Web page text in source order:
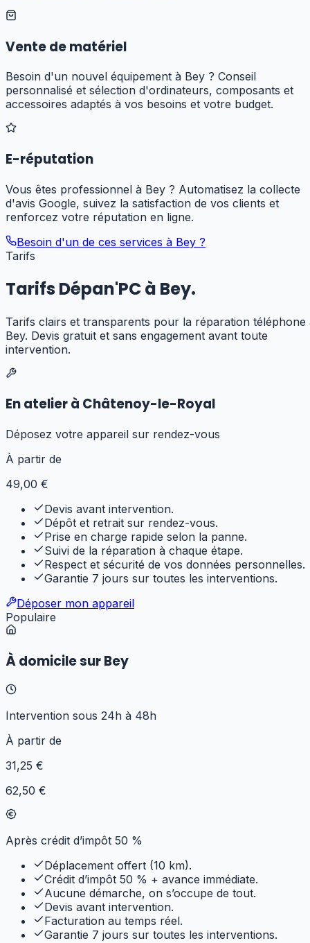
Vente de matériel
Besoin d'un nouvel équipement à Bey ? Conseil
personnalisé et sélection d'ordinateurs, composants et
accessoires adaptés à vos besoins et votre budget.
E-réputation
Vous êtes professionnel à Bey ? Automatisez la collecte
d'avis Google, suivez la satisfaction de vos clients et
renforcez votre réputation en ligne.
Besoin d'un de ces services à Bey ?
Tarifs
Tarifs Dépan'PC à Bey.
Tarifs clairs et transparents pour la réparation téléphone
Bey. Devis gratuit et sans engagement avant toute
intervention.
En atelier à Châtenoy-le-Royal
Déposez votre appareil sur rendez-vous
À partir de
49,00 €
Devis avant intervention.
Dépôt et retrait sur rendez-vous.
Prise en charge rapide selon la panne.
Suivi de la réparation à chaque étape.
Respect et sécurité de vos données personnelles.
Garantie 7 jours sur toutes les interventions.
Déposer mon appareil
Populaire
À domicile sur Bey
Intervention sous 24h à 48h
À partir de
31,25 €
62,50 €
Après crédit d’impôt 50 %
Déplacement offert (10 km).
Crédit d’impôt 50 % + avance immédiate.
Aucune démarche, on s’occupe de tout.
Devis avant intervention.
Facturation au temps réel.
Garantie 7 jours sur toutes les interventions.